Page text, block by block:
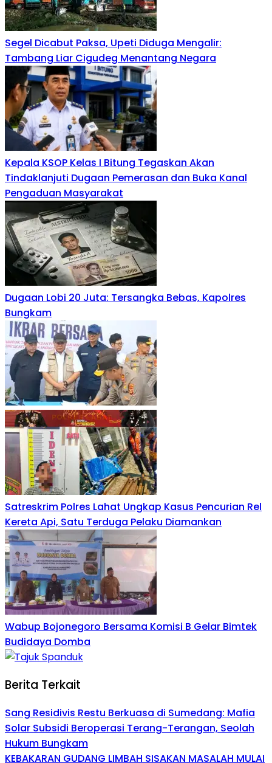
Segel Dicabut Paksa, Upeti Diduga Mengalir:
Tambang Liar Cigudeg Menantang Negara
Kepala KSOP Kelas I Bitung Tegaskan Akan
Tindaklanjuti Dugaan Pemerasan dan Buka Kanal
Pengaduan Masyarakat
Dugaan Lobi 20 Juta: Tersangka Bebas, Kapolres
Bungkam
Satreskrim Polres Lahat Ungkap Kasus Pencurian Rel
Kereta Api, Satu Terduga Pelaku Diamankan
Wabup Bojonegoro Bersama Komisi B Gelar Bimtek
Budidaya Domba
Berita Terkait
Sang Residivis Restu Berkuasa di Sumedang: Mafia
Solar Subsidi Beroperasi Terang-Terangan, Seolah
Hukum Bungkam
KEBAKARAN GUDANG LIMBAH SISAKAN MASALAH MULAI